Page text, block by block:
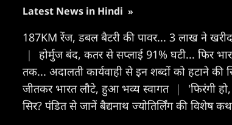
Latest News in Hindi »
187KM रेंज, डबल बैटरी की पावर... 3 लाख ने
|
होर्मुज बंद, कतर से सप्लाई 91% घटी... फिर
तक... अदालती कार्यवाही से इन शब्दों को हटाने की
जीतकर भारत लौटे, हुआ भव्य स्वागत | 'फिरंगी
सिर? पंडित से जानें बैद्यनाथ ज्योतिर्लिंग की विशेष